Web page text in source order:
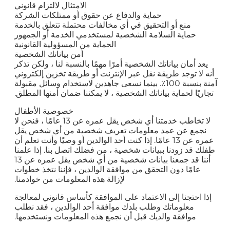
الامتثال لالتزام قانوني
حماية والدفاع عن حقوق أو ممتلكات الشركة
منع أو التحقيق في أي مخالفات محتملة تتعلق بالخدمة
حماية السلامة الشخصية لمستخدمي الخدمة أو الجمهور
الحماية من المسؤولية القانونية
أمن بياناتك الشخصية
يعد أمان بياناتك الشخصية أمرًا مهمًا بالنسبة لنا ، ولكن تذكر
أنه لا توجد طريقة نقل عبر الإنترنت أو طريقة تخزين إلكتروني
آمنة بنسبة 100٪. بينما نسعى جاهدين لاستخدام وسائل مقبولة
تجاريًا لحماية بياناتك الشخصية ، لا يمكننا ضمان أمنها المطلق.
خصوصية الأطفال
لا تخاطب خدمتنا أي شخص يقل عمره عن 13 عامًا ، فنحن لا
نجمع عن عمد معلومات تعريف شخصية من أي شخص يقل
عمره عن 13 عامًا. إذا كنت أحد الوالدين أو وصيًا وأنت تعلم أن
طفلك قد زودنا ببيانات شخصية ، من فضلك اتصل بنا. إذا علمنا
أننا قد جمعنا بيانات شخصية من أي شخص يقل عمره عن 13
عامًا دون التحقق من موافقة الوالدين ، فإننا نتخذ خطوات
لإزالة هذه المعلومات من خوادمنا.
إذا احتجنا إلى الاعتماد على الموافقة كأساس قانوني لمعالجة
معلوماتك وطلب بلدك موافقة أحد الوالدين ، فقد نطلب
موافقة والديك قبل أن نجمع هذه المعلومات ونستخدمها.